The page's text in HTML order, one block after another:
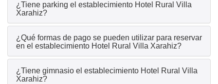
¿Tiene parking el establecimiento Hotel Rural Villa
Xarahiz?
¿Qué formas de pago se pueden utilizar para reservar
en el establecimiento Hotel Rural Villa Xarahiz?
¿Tiene gimnasio el establecimiento Hotel Rural Villa
Xarahiz?